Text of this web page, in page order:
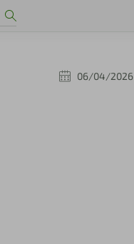
06/04/2026